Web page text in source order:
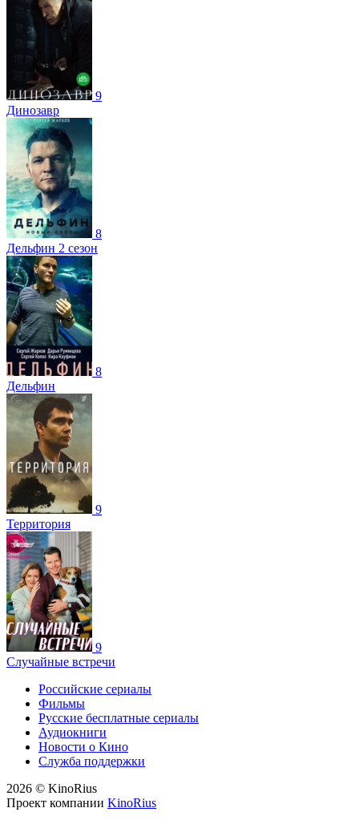
9
Динозавр
8
Дельфин 2 сезон
8
Дельфин
9
Территория
9
Случайные встречи
Российские сериалы
Фильмы
Русские бесплатные сериалы
Аудиокниги
Новости о Кино
Служба поддержки
2026 © KinoRius
Проект компании KinoRius